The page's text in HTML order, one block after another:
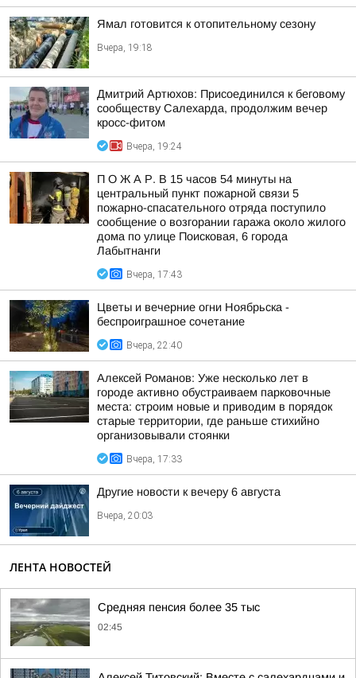
Ямал готовится к отопительному сезону
Вчера, 19:18
Дмитрий Артюхов: Присоединился к беговому
сообществу Салехарда, продолжим вечер
кросс-фитом
Вчера, 19:24
П О Ж А Р. В 15 часов 54 минуты на
центральный пункт пожарной связи 5
пожарно-спасательного отряда поступило
сообщение о возгорании гаража около жилого
дома по улице Поисковая, 6 города
Лабытнанги
Вчера, 17:43
Цветы и вечерние огни Ноябрьска -
беспроиграшное сочетание
Вчера, 22:40
Алексей Романов: Уже несколько лет в
городе активно обустраиваем парковочные
места: строим новые и приводим в порядок
старые территории, где раньше стихийно
организовывали стоянки
Вчера, 17:33
Другие новости к вечеру 6 августа
Вчера, 20:03
ЛЕНТА НОВОСТЕЙ
Средняя пенсия более 35 тыс
02:45